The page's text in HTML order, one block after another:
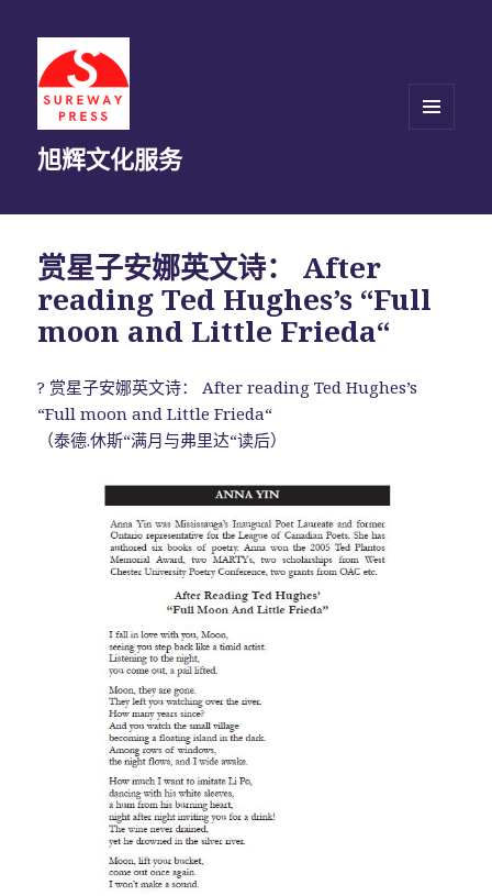
旭辉文化服务
赏星子安娜英文诗： After
reading Ted Hughes’s “Full
moon and Little Frieda“
? 赏星子安娜英文诗： After reading Ted Hughes’s
“Full moon and Little Frieda“
（泰德.休斯“满月与弗里达“读后）